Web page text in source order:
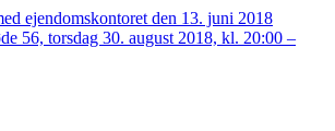
ejendomskontoret den 13. juni 2018
56, torsdag 30. august 2018, kl. 20:00 –